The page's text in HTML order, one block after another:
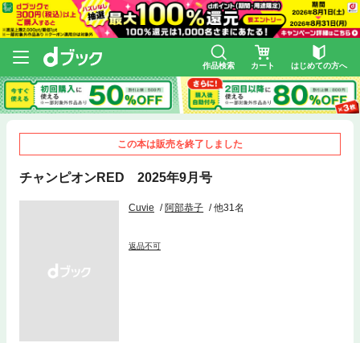
作品検索 カート はじめての方へ
この本は販売を終了しました
チャンピオンRED 2025年9月号
Cuvie 阿部恭子 他31名
返品不可